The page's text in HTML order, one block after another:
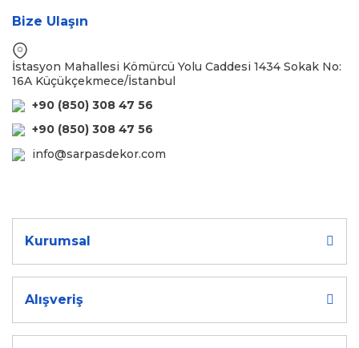
Bize Ulaşın
İstasyon Mahallesi Kömürcü Yolu Caddesi 1434 Sokak No:
16A Küçükçekmece/İstanbul
+90 (850) 308 47 56
+90 (850) 308 47 56
info@sarpasdekor.com
Kurumsal
Alışveriş